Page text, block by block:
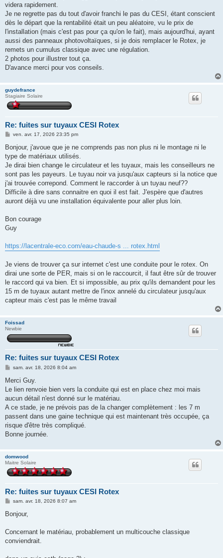
videra rapidement.
Je ne regrette pas du tout d'avoir franchi le pas du CESI, étant conscient
dès le départ que la rentabilité était un peu aléatoire, vu le prix de
l'installation (mais c'est pas pour ça qu'on le fait), mais aujourd'hui, ayant
aussi des panneaux photovoltaïques, si je dois remplacer le Rotex, je
remets un cumulus classique avec une régulation.
2 photos pour illustrer tout ça.
D'avance merci pour vos conseils.
guydefrance
Stagiaire Solaire
Re: fuites sur tuyaux CESI Rotex
M
s
a
g
ven. avr. 17, 2026 23:35 pm
Bonjour, j'avoue que je ne comprends pas non plus ni le montage ni le
type de matériaux utilisés.
Je dirai bien change le circulateur et les tuyaux, mais les conseilleurs ne
sont pas les payeurs. Le tuyau noir va jusqu'aux capteurs si la notice que
j'ai trouvée correpond. Comment le raccorder à un tuyau neuf??
Difficile à dire sans connaitre en quoi il est fait. J'espère que d'autres
auront déjà vu une installation équivalente pour aller plus loin.
Bon courage
Guy
https://lacentrale-eco.com/eau-chaude-s ... rotex.html
Je viens de trouver ça sur internet c'est une conduite pour le rotex. On
dirai une sorte de PER, mais si on le raccourcit, il faut être sûr de trouver
le raccord qui va bien. Et si impossible, au prix qu'ils demandent pour les
15 m de tuyaux autant mettre de l'inox annelé du circulateur jusqu'aux
capteur mais c'est pas le même travail
Foissad
Newbie
Re: fuites sur tuyaux CESI Rotex
M
s
a
g
sam. avr. 18, 2026 8:04 am
Merci Guy.
Le lien renvoie bien vers la conduite qui est en place chez moi mais
aucun détail n'est donné sur le matériau.
A ce stade, je ne prévois pas de la changer complètement : les 7 m
passent dans une gaine technique qui est maintenant très occupée, ça
risque d'être très compliqué.
Bonne journée.
domwood
Maitre Solaire
Re: fuites sur tuyaux CESI Rotex
M
s
g
sam. avr. 18, 2026 8:07 am
Bonjour,
Concernant le matériau, probablement un multicouche classique
conviendrait.